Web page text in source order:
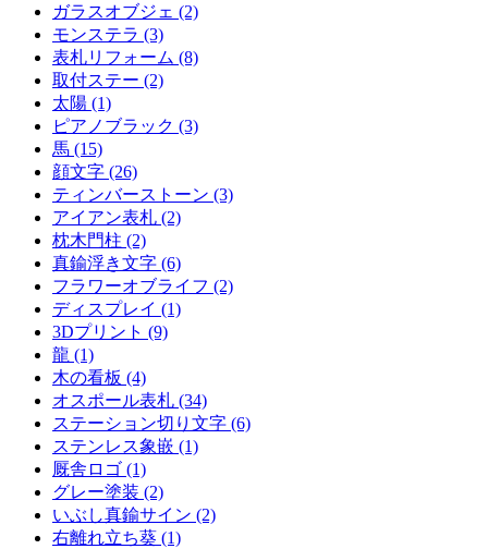
ガラスオブジェ (2)
モンステラ (3)
表札リフォーム (8)
取付ステー (2)
太陽 (1)
ピアノブラック (3)
馬 (15)
顔文字 (26)
ティンバーストーン (3)
アイアン表札 (2)
枕木門柱 (2)
真鍮浮き文字 (6)
フラワーオブライフ (2)
ディスプレイ (1)
3Dプリント (9)
龍 (1)
木の看板 (4)
オスポール表札 (34)
ステーション切り文字 (6)
ステンレス象嵌 (1)
厩舎ロゴ (1)
グレー塗装 (2)
いぶし真鍮サイン (2)
右離れ立ち葵 (1)